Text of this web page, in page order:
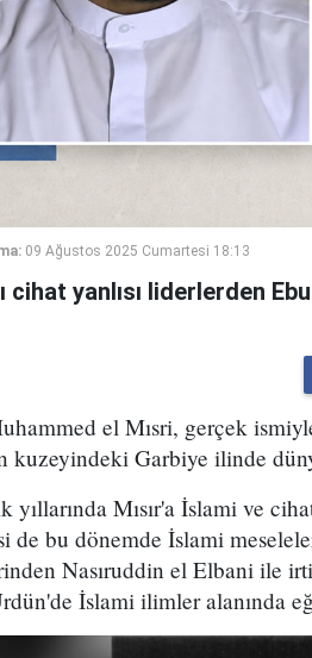
09 Ağustos 2025 Cumartesi 18:13
cihat yanlısı liderlerden
el Mısri, gerçek
kuzeyindeki Garbiye ilinde
yıllarında Mısır'a İslami ve
de bu dönemde İslami
Nasıruddin el Elbani ile
İslami ilimler alanında